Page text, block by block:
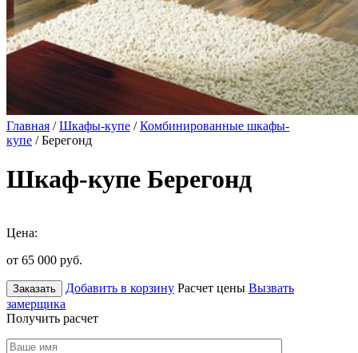
Главная /Шкафы-купе /Комбинированные шкафы-
купе / Берегонд
Шкаф-купе Берегонд
Цена:
от 65 000 руб.
Заказать Добавить в корзину Расчет цены Вызвать
замерщика
Получить расчет